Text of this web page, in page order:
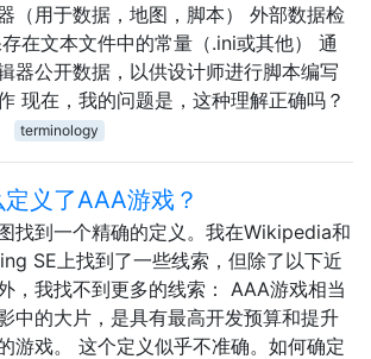
（用于数据，地图，脚本） 外部数据检
在文本文件中的常量（.ini或其他） 通
器公开数据，以供设计师进行脚本编写
现在，我的问题是，这种理解正确吗？
terminology
义了AAA游戏？
找到一个精确的定义。我在Wikipedia和
SE上找到了一些线索，但除了以下近
，我找不到更多的线索： AAA游戏相当
中的大片，是具有最高开发预算和提升
游戏。 这个定义似乎不准确。如何确定